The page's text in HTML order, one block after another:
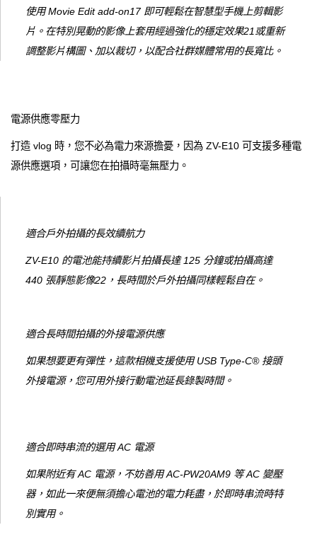
使用 Movie Edit add-on17 即可輕鬆在智慧型手機上剪輯影
片。在特別晃動的影像上套用經過強化的穩定效果21或重新
調整影片構圖、加以裁切，以配合社群媒體常用的長寬比。
電源供應零壓力
打造 vlog 時，您不必為電力來源擔憂，因為 ZV-E10 可支援多種電
源供應選項，可讓您在拍攝時毫無壓力。
適合戶外拍攝的長效續航力
ZV-E10 的電池能持續影片拍攝長達 125 分鐘或拍攝高達
440 張靜態影像22，長時間於戶外拍攝同樣輕鬆自在。
適合長時間拍攝的外接電源供應
如果想要更有彈性，這款相機支援使用 USB Type-C® 接頭
外接電源，您可用外接行動電池延長錄製時間。
適合即時串流的選用 AC 電源
如果附近有 AC 電源，不妨善用 AC-PW20AM9 等 AC 變壓
器，如此一來便無須擔心電池的電力耗盡，於即時串流時特
別實用。